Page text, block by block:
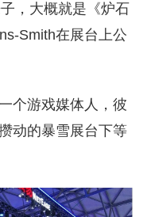
，大概就是《炉石
Smith在展台上公
个游戏媒体人，彼
动的暴雪展台下等